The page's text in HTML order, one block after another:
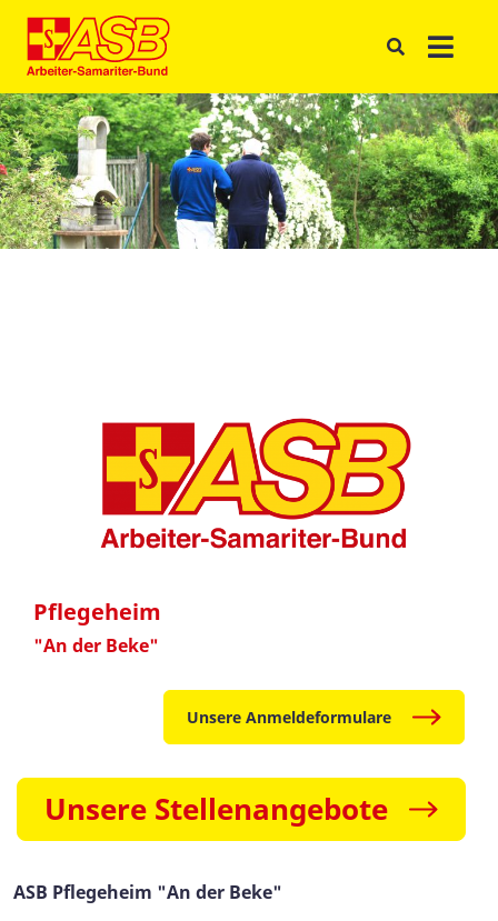
Pflegeheim
"An der Beke"
Unsere Anmeldeformulare
Unsere Stellenangebote
ASB Pflegeheim "An der Beke"